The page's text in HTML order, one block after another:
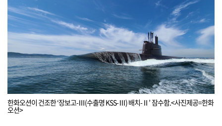
한화오션이 건조한 ‘장보고-Ⅲ(수출명 KSS-Ⅲ) 배치-Ⅱ’ 잠수함.<사진제공=한화
오션>